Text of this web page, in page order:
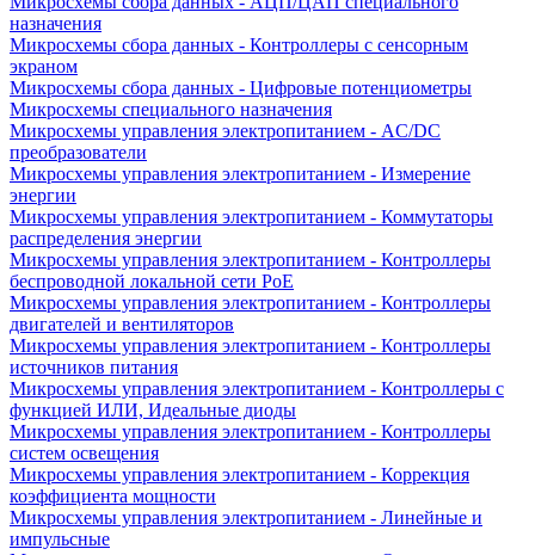
назначения
Микросхемы сбора данных - Контроллеры с сенсорным
экраном
Микросхемы сбора данных - Цифровые потенциометры
Микросхемы специального назначения
Микросхемы управления электропитанием - AC/DC
преобразователи
Микросхемы управления электропитанием - Измерение
энергии
Микросхемы управления электропитанием - Коммутаторы
распределения энергии
Микросхемы управления электропитанием - Контроллеры
беспроводной локальной сети PoE
Микросхемы управления электропитанием - Контроллеры
двигателей и вентиляторов
Микросхемы управления электропитанием - Контроллеры
источников питания
Микросхемы управления электропитанием - Контроллеры с
функцией ИЛИ, Идеальные диоды
Микросхемы управления электропитанием - Контроллеры
систем освещения
Микросхемы управления электропитанием - Коррекция
коэффициента мощности
Микросхемы управления электропитанием - Линейные и
импульсные